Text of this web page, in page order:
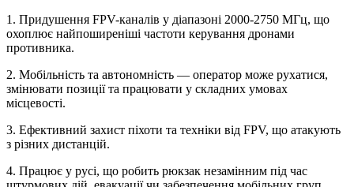
1. Придушення FPV-каналів у діапазоні 2000-2750 МГц, що
охоплює найпоширеніші частоти керування дронами
противника.
2. Мобільність та автономність — оператор може рухатися,
змінювати позиції та працювати у складних умовах
місцевості.
3. Ефективний захист піхоти та техніки від FPV, що атакують
з різних дистанцій.
4. Працює у русі, що робить рюкзак незамінним під час